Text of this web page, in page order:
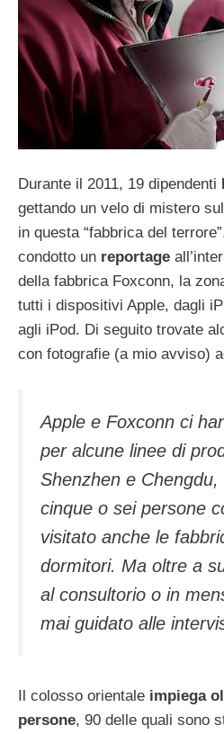
Durante il 2011, 19 dipendenti
gettando un velo di mistero
in questa “fabbrica del
condotto un reportage
della fabbrica Foxconn, la
tutti i dispositivi Apple, dagli
agli iPod. Di seguito trovate
con fotografie (a mio avviso)
Apple e Foxconn ci
per alcune linee di
Shenzhen e Chengdu,
cinque o sei persone
visitato anche le
dormitori. Ma oltre a
al consultorio o in
mai guidato alle
Il colosso orientale impiega
persone, 90 delle quali sono